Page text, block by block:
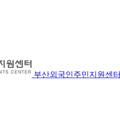
부산외국인주민지원센터